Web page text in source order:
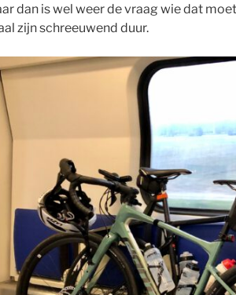
dan is wel weer de vraag wie dat
zijn schreeuwend duur.